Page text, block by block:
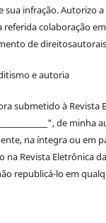
sua infração. Autorizo a
referida colaboração
dedireitosautorais
e autoria
submetido à Revista
de
na íntegra ou em
na Revista Eletrônica
republicá-lo em